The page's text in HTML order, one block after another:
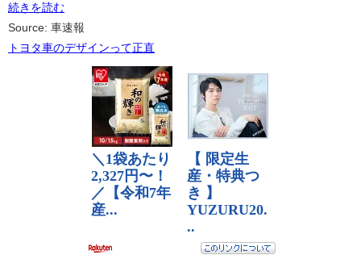
続きを読む
Source: 車速報
トヨタ車のデザインって正直